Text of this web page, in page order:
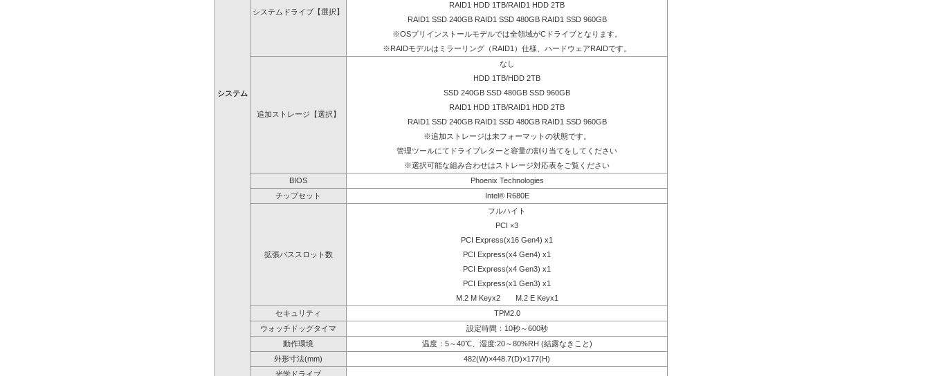
システム
システムドライブ【選択】
RAID1 HDD 1TB/RAID1 HDD 2TB
RAID1 SSD 240GB RAID1 SSD 480GB RAID1 SSD 960GB
※OSプリインストールモデルでは全領域がCドライブとなります。
※RAIDモデルはミラーリング（RAID1）仕様、ハードウェアRAIDです。
追加ストレージ【選択】
なし
HDD 1TB/HDD 2TB
SSD 240GB SSD 480GB SSD 960GB
RAID1 HDD 1TB/RAID1 HDD 2TB
RAID1 SSD 240GB RAID1 SSD 480GB RAID1 SSD 960GB
※追加ストレージは未フォーマットの状態です。
管理ツールにてドライブレターと容量の割り当てをしてください
※選択可能な組み合わせはストレージ対応表をご覧ください
BIOS
Phoenix Technologies
チップセット
Intel® R680E
拡張バススロット数
フルハイト
PCI ×3
PCI Express(x16 Gen4) x1
PCI Express(x4 Gen4) x1
PCI Express(x4 Gen3) x1
PCI Express(x1 Gen3) x1
M.2 M Keyx2 M.2 E Keyx1
セキュリティ
TPM2.0
ウォッチドッグタイマ
設定時間：10秒～600秒
動作環境
温度：5～40℃、湿度:20～80%RH (結露なきこと)
外形寸法(mm)
482(W)×448.7(D)×177(H)
光学ドライブ